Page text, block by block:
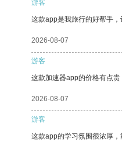
游客
这款app是我旅行的好帮手，
2026-08-07
游客
这款加速器app的价格有点贵
2026-08-07
游客
这款app的学习氛围很浓厚，